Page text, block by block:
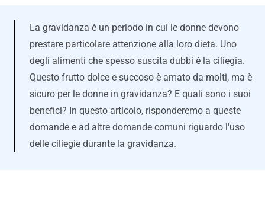
La gravidanza è un periodo in cui le donne devono
prestare particolare attenzione alla loro dieta. Uno
degli alimenti che spesso suscita dubbi è la ciliegia.
Questo frutto dolce e succoso è amato da molti, ma è
sicuro per le donne in gravidanza? E quali sono i suoi
benefici? In questo articolo, risponderemo a queste
domande e ad altre domande comuni riguardo l'uso
delle ciliegie durante la gravidanza.